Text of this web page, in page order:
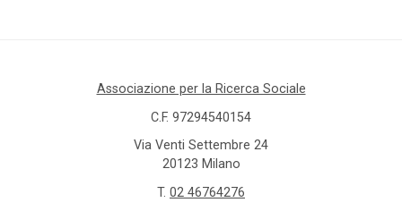
Associazione per la Ricerca Sociale
C.F. 97294540154
Via Venti Settembre 24
20123 Milano
T. 02 46764276